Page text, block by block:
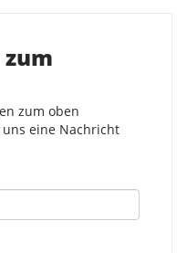
zum
zum oben
eine Nachricht